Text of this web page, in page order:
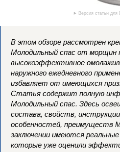
Версия статьи для
В этом обзоре рассмотрен
Молодильный спас от морщин
высокоэффективное
наружного ежедневного
избавляет от имеющихся
Статья содержит полную
Молодильный спас. Здесь
состава, свойств,
особенностей, преимуществ
заключении имеются
которые уже оценили